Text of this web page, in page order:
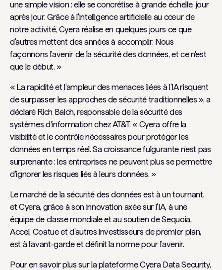
une simple vision : elle se concrétise à grande échelle, jour
après jour. Grâce à l'intelligence artificielle au cœur de
notre activité, Cyera réalise en quelques jours ce que
d'autres mettent des années à accomplir. Nous
façonnons l'avenir de la sécurité des données, et ce n'est
que le début. »
« La rapidité et l'ampleur des menaces liées à l'IA risquent
de surpasser les approches de sécurité traditionnelles », a
déclaré Rich Baich, responsable de la sécurité des
systèmes d'information chez AT&T. « Cyera offre la
visibilité et le contrôle nécessaires pour protéger les
données en temps réel. Sa croissance fulgurante n'est pas
surprenante : les entreprises ne peuvent plus se permettre
d'ignorer les risques liés à leurs données. »
Le marché de la sécurité des données est à un tournant,
et Cyera, grâce à son innovation axée sur l'IA, à une
équipe de classe mondiale et au soutien de Sequoia,
Accel, Coatue et d'autres investisseurs de premier plan,
est à l'avant-garde et définit la norme pour l'avenir.
Pour en savoir plus sur la plateforme Cyera Data Security,